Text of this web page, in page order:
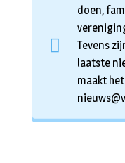
doen,
Tevens
laatste
maakt